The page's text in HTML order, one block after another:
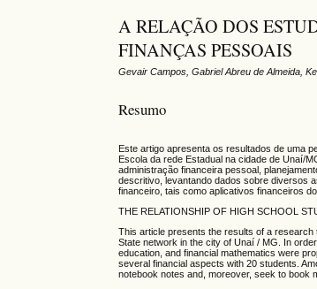
A RELAÇÃO DOS
FINANÇAS PESSOAIS
Gevair Campos, Gabriel Abreu de Almeida,
Resumo
Este artigo apresenta os resultados de uma
Escola da rede Estadual na cidade de Unaí/
administração financeira pessoal,
descritivo, levantando dados sobre diversos
financeiro, tais como aplicativos financeiros
THE RELATIONSHIP OF HIGH SCHOOL
This article presents the results of a research
State network in the city of Unaí / MG. In
education, and financial mathematics were
several financial aspects with 20 students.
notebook notes and, moreover, seek to book